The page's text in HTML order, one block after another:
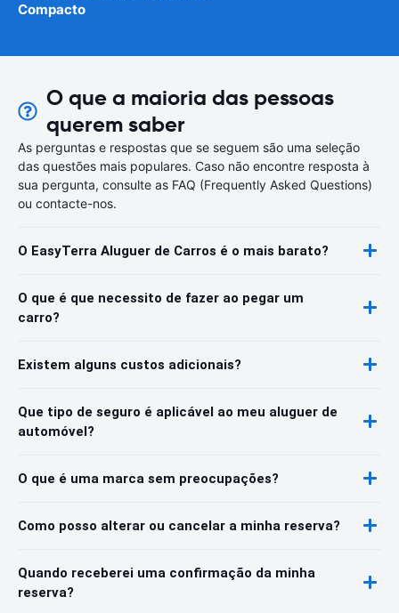
Compacto
O que a maioria das pessoas
querem saber
As perguntas e respostas que se seguem são uma seleção
das questões mais populares. Caso não encontre resposta à
sua pergunta, consulte as FAQ (Frequently Asked Questions)
ou contacte-nos.
O EasyTerra Aluguer de Carros é o mais barato?
O que é que necessito de fazer ao pegar um
carro?
Existem alguns custos adicionais?
Que tipo de seguro é aplicável ao meu aluguer de
automóvel?
O que é uma marca sem preocupações?
Como posso alterar ou cancelar a minha reserva?
Quando receberei uma confirmação da minha
reserva?